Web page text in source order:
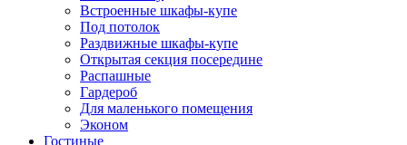
Встроенные шкафы-купе
Под потолок
Раздвижные шкафы-купе
Открытая секция посередине
Распашные
Гардероб
Для маленького помещения
Эконом
Гостиные